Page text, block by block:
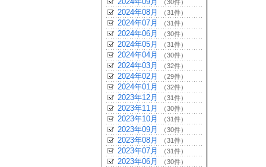
（30件）
2024年08月 （31件）
2024年07月 （31件）
2024年06月 （30件）
2024年05月 （31件）
2024年04月 （30件）
2024年03月 （32件）
2024年02月 （29件）
2024年01月 （32件）
2023年12月 （31件）
2023年11月 （30件）
2023年10月 （31件）
2023年09月 （30件）
2023年08月 （31件）
2023年07月 （31件）
2023年06月 （30件）